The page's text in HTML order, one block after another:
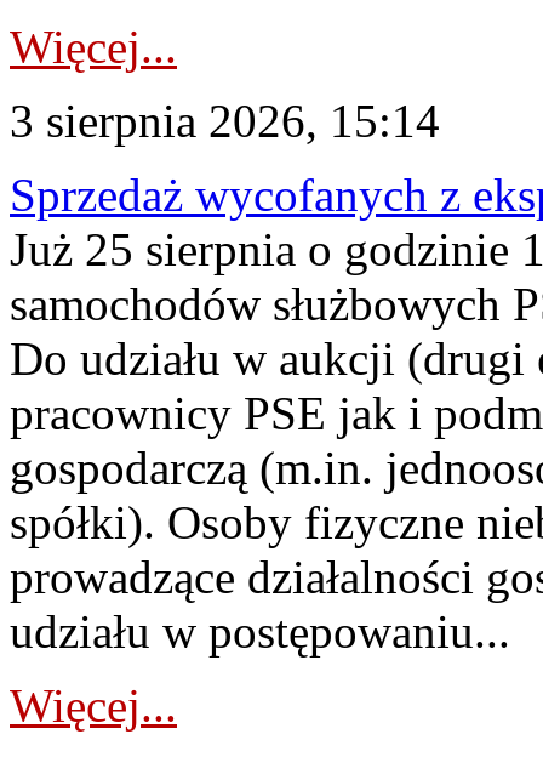
Więcej...
3 sierpnia 2026, 15:14
Sprzedaż wycofanych z
Już 25 sierpnia o godzinie
samochodów służbowych
Do udziału w aukcji (drugi
pracownicy PSE jak i
gospodarczą (m.in.
spółki). Osoby fizyczne
prowadzące działalności
udziału w postępowaniu...
Więcej...